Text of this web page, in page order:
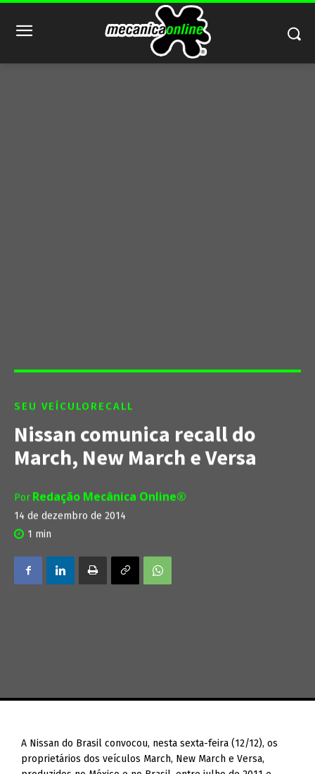
SEU VEÍCULO RECALL
Nissan comunica recall do
March, New March e Versa
Por Redação Mecânica Online®
14 de dezembro de 2014
1 min
A Nissan do Brasil convocou, nesta sexta-feira (12/12), os
proprietários dos veículos March, New March e Versa,